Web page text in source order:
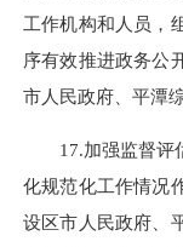
工作机构和人员，
序有效推进政务公
市人民政府、平潭
17.加强监督评估
化规范化工作情况
设区市人民政府、